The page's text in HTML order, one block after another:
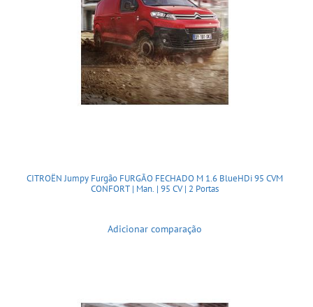
CITROËN Jumpy Furgão FURGÃO FECHADO M 1.6 BlueHDi 95 CVM
CONFORT | Man. | 95 CV | 2 Portas
Adicionar comparação